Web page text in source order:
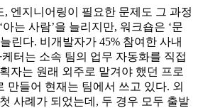
, 엔지니어링이 필요한 문제도 그 과정
는 사람’을 늘리지만, 워크숍은 ‘문
린다. 비개발자가 45% 참여한 사내
터는 소속 팀의 업무 자동화를 직접
자는 원래 외주로 맡겨야 했던 프로
만들어 현재는 팀에서 쓰고 있다. 외
사례가 되었는데, 두 경우 모두 출발